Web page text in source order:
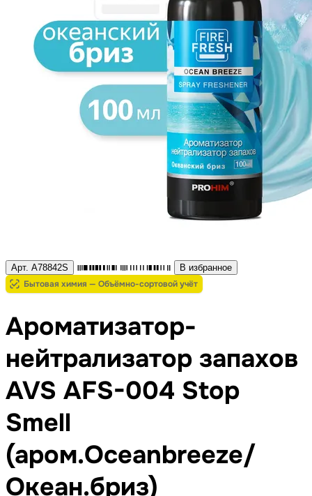
Арт. A78842S В избранное
Бытовая химия — Объёмно-сортовой учёт
Ароматизатор-
нейтрализатор запахов
AVS AFS-004 Stop
Smell
(аром.Oceanbreeze/
Океан.бриз)